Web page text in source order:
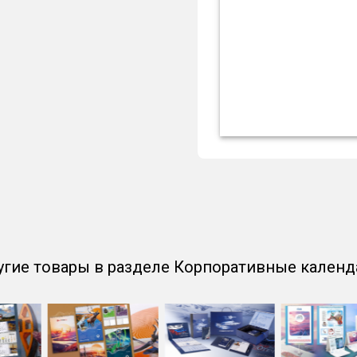
товары в разделе Корпоративные